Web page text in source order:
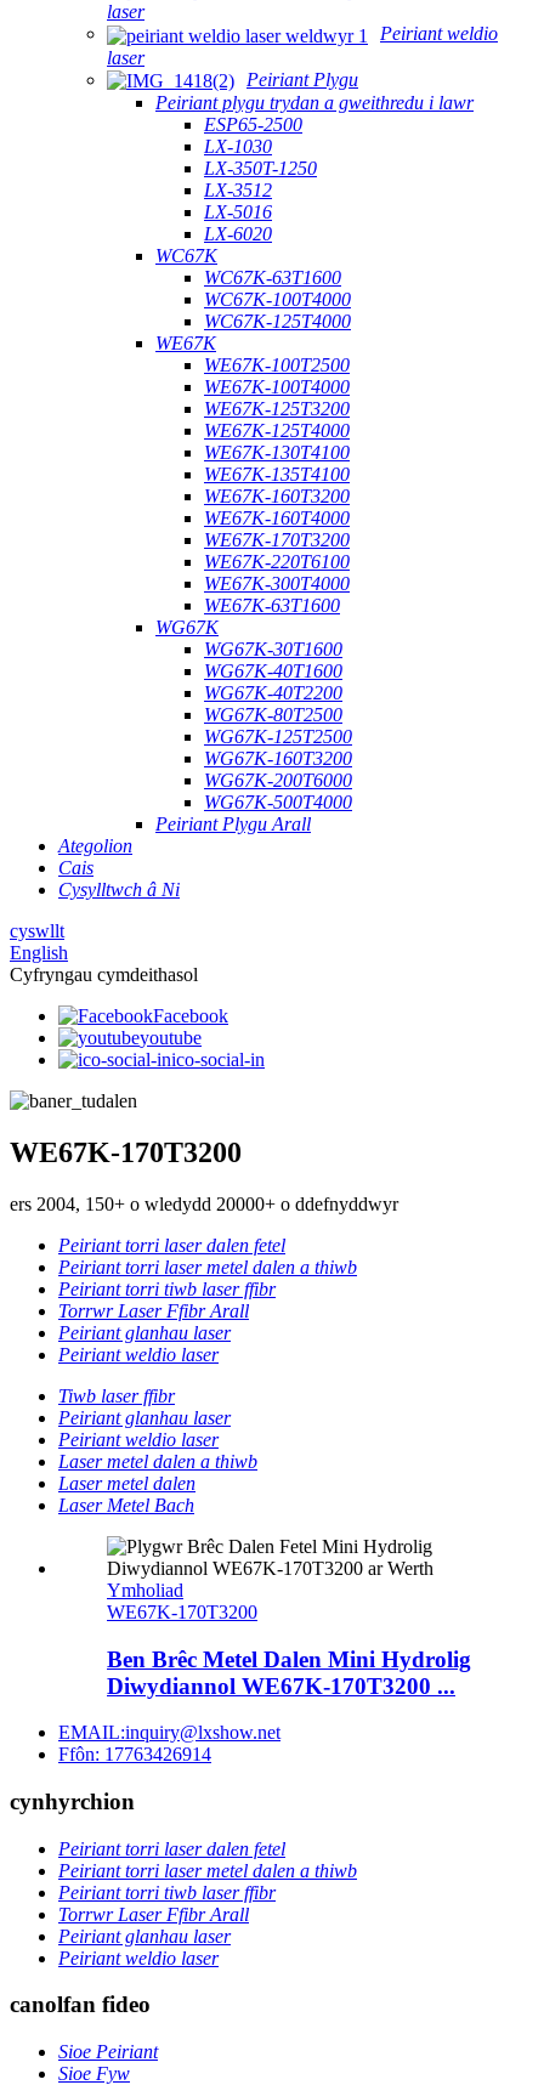
laser
Peiriant weldio
laser
Peiriant Plygu
Peiriant plygu trydan a gweithredu i lawr
ESP65-2500
LX-1030
LX-350T-1250
LX-3512
LX-5016
LX-6020
WC67K
WC67K-63T1600
WC67K-100T4000
WC67K-125T4000
WE67K
WE67K-100T2500
WE67K-100T4000
WE67K-125T3200
WE67K-125T4000
WE67K-130T4100
WE67K-135T4100
WE67K-160T3200
WE67K-160T4000
WE67K-170T3200
WE67K-220T6100
WE67K-300T4000
WE67K-63T1600
WG67K
WG67K-30T1600
WG67K-40T1600
WG67K-40T2200
WG67K-80T2500
WG67K-125T2500
WG67K-160T3200
WG67K-200T6000
WG67K-500T4000
Peiriant Plygu Arall
Ategolion
Cais
Cysylltwch â Ni
cyswllt
English
Cyfryngau cymdeithasol
Facebook
youtube
ico-social-in
WE67K-170T3200
ers 2004, 150+ o wledydd 20000+ o ddefnyddwyr
Peiriant torri laser dalen fetel
Peiriant torri laser metel dalen a thiwb
Peiriant torri tiwb laser ffibr
Torrwr Laser Ffibr Arall
Peiriant glanhau laser
Peiriant weldio laser
Tiwb laser ffibr
Peiriant glanhau laser
Peiriant weldio laser
Laser metel dalen a thiwb
Laser metel dalen
Laser Metel Bach
Ymholiad
WE67K-170T3200
Ben Brêc Metel Dalen Mini Hydrolig
Diwydiannol WE67K-170T3200 ...
EMAIL:inquiry@lxshow.net
Ffôn: 17763426914
cynhyrchion
Peiriant torri laser dalen fetel
Peiriant torri laser metel dalen a thiwb
Peiriant torri tiwb laser ffibr
Torrwr Laser Ffibr Arall
Peiriant glanhau laser
Peiriant weldio laser
canolfan fideo
Sioe Peiriant
Sioe Fyw